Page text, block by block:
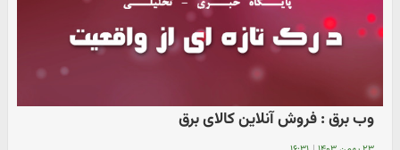
وب برق : فروش آنلاین کالای برق